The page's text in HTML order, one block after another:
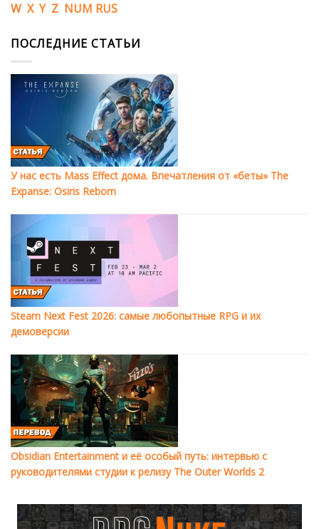
W X Y Z NUM RUS
ПОСЛЕДНИЕ СТАТЬИ
У нас есть Mass Effect дома. Впечатления от «беты» The
Expanse: Osiris Reborn
Steam Next Fest 2026: самые любопытные RPG и их
демоверсии
Obsidian Entertainment и её особый путь: интервью с
руководителями студии к релизу The Outer Worlds 2